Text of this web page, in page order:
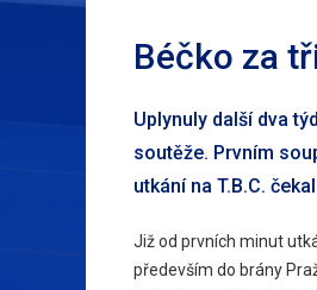
Béčko za
Uplynuly další dva
soutěže. Prvním
utkání na T.B.C.
Již od prvních minut
především do brány